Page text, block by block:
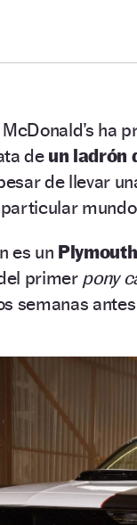
ha
de un ladrón
de llevar
es un
primer pony
semanas